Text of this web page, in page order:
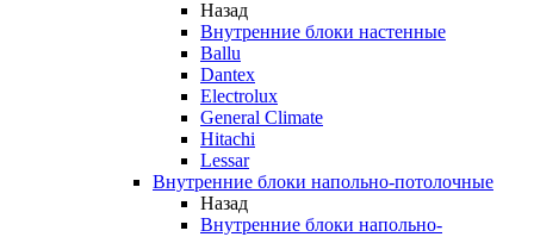
Назад
Внутренние блоки настенные
Ballu
Dantex
Electrolux
General Climate
Hitachi
Lessar
Внутренние блоки напольно-потолочные
Назад
Внутренние блоки напольно-